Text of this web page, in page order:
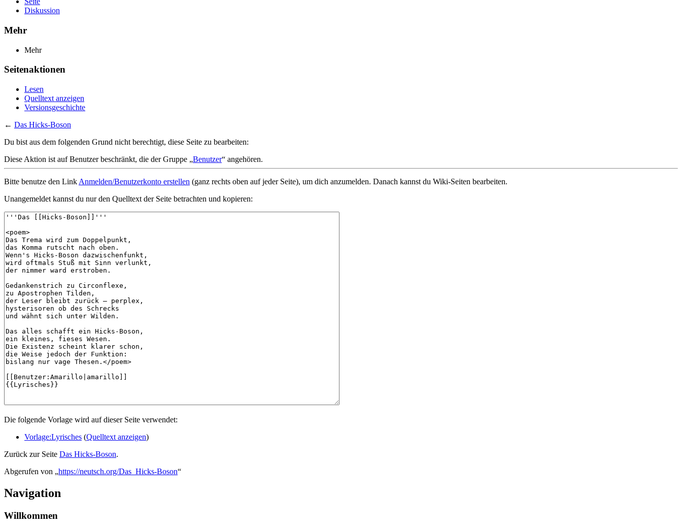
Diskussion
Mehr
Mehr
Seitenaktionen
Lesen
Quelltext anzeigen
Versionsgeschichte
← Das Hicks-Boson
Du bist aus dem folgenden Grund nicht berechtigt, diese Seite zu bearbeiten:
Diese Aktion ist auf Benutzer beschränkt, die der Gruppe „Benutzer“ angehören.
Bitte benutze den Link Anmelden/Benutzerkonto erstellen (ganz rechts oben auf jeder Seite), um dich anzumelden. Danach kannst du Wiki-Seiten bearbeiten.
Unangemeldet kannst du nur den Quelltext der Seite betrachten und kopieren:
Die folgende Vorlage wird auf dieser Seite verwendet:
Vorlage:Lyrisches (Quelltext anzeigen)
Zurück zur Seite Das Hicks-Boson.
Abgerufen von „https://neutsch.org/Das_Hicks-Boson“
Navigation
Willkommen